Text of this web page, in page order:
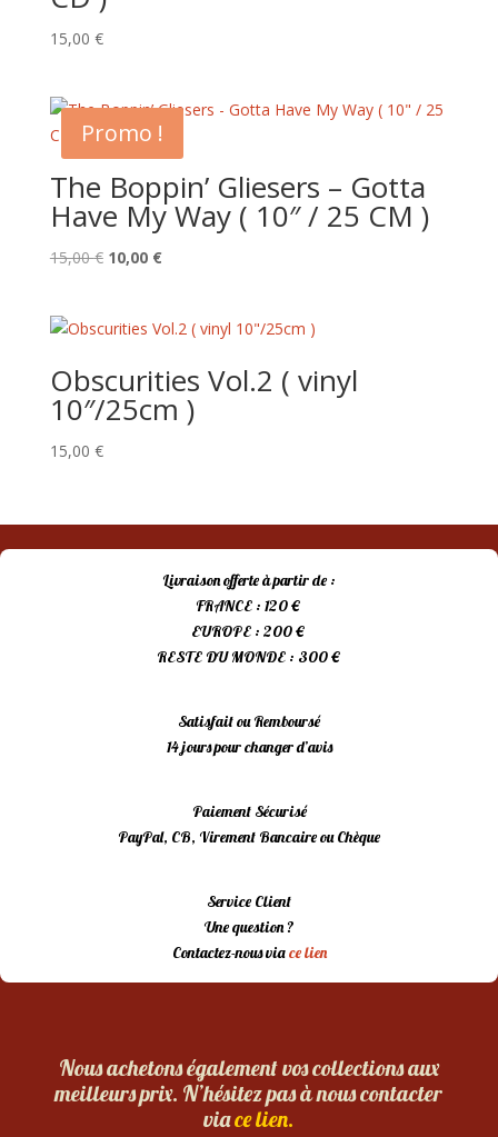
15,00 €
Promo !
The Boppin’ Gliesers – Gotta
Have My Way ( 10″ / 25 CM )
15,00€ Le
était :
10,00 €Le
est :
Obscurities Vol.2 ( vinyl
10″/25cm )
15,00 €
Livraison offerte à partir de :
FRANCE : 120 €
EUROPE : 200 €
RESTE DU MONDE : 300 €
Satisfait ou Remboursé
14 jours pour changer d’avis
Paiement Sécurisé
PayPal, CB, Virement Bancaire ou Chèque
Service Client
Une question ?
Contactez-nous viace lien
Nous achetons également vos collections aux
meilleurs prix. N’hésitez pas à nous contacter
viace lien.